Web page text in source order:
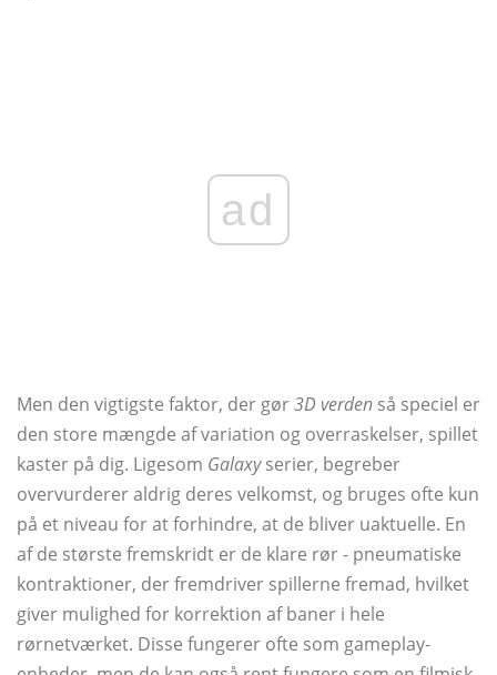
ad
Men den vigtigste faktor, der gør3D verden så speciel er
den store mængde af variation og overraskelser, spillet
kaster på dig. Ligesom Galaxyserier, begreber
overvurderer aldrig deres velkomst, og bruges ofte kun
på et niveau for at forhindre, at de bliver uaktuelle. En
af de største fremskridt er de klare rør - pneumatiske
kontraktioner, der fremdriver spillerne fremad, hvilket
giver mulighed for korrektion af baner i hele
rørnetværket. Disse fungerer ofte som gameplay-